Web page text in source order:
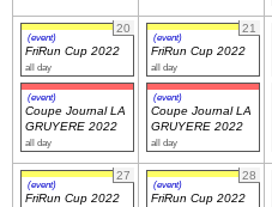
20
(event)
FriRun Cup 2022
all day
(event)
Coupe Journal LA
GRUYERE 2022
all day
21
(event)
FriRun Cup 2022
all day
(event)
Coupe Journal LA
GRUYERE 2022
all day
27
(event)
FriRun Cup 2022
28
(event)
FriRun Cup 2022